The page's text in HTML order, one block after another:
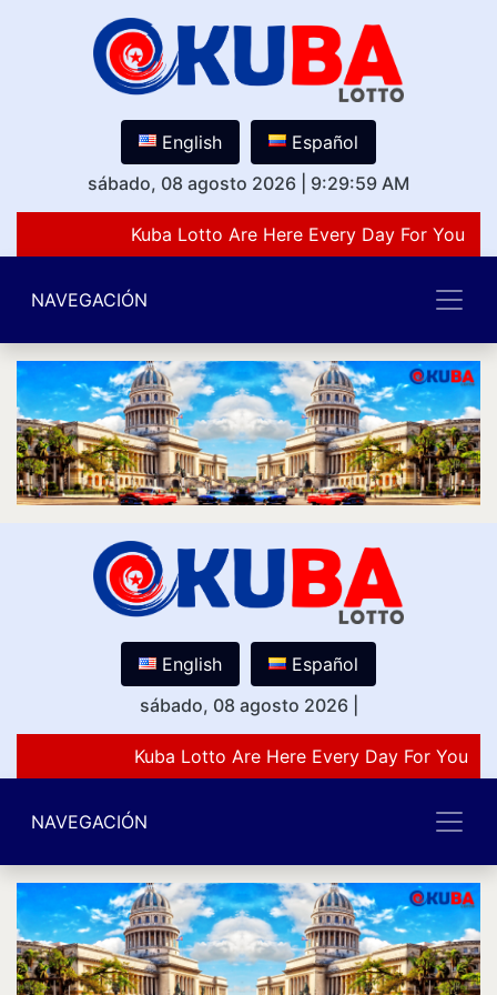
English
Español
sábado, 08 agosto 2026
9:29:59 AM
Kuba Lotto Are Here Every Day For You
NAVEGACIÓN
English
Español
sábado, 08 agosto 2026
Kuba Lotto Are Here Every Day For You
NAVEGACIÓN